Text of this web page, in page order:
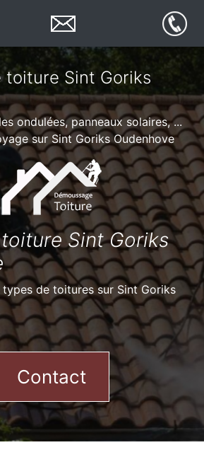
toiture Sint Goriks
ondulées, panneaux solaires, ...
sur Sint Goriks Oudenhove
Sint Goriks
de toitures sur Sint Goriks
Contact